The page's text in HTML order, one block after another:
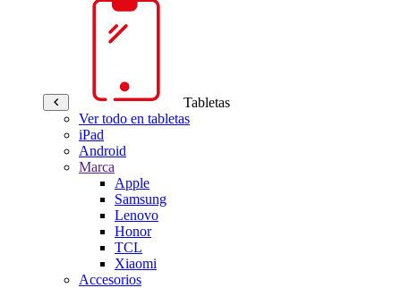
Tabletas
Ver todo en tabletas
iPad
Android
Marca
Apple
Samsung
Lenovo
Honor
TCL
Xiaomi
Accesorios